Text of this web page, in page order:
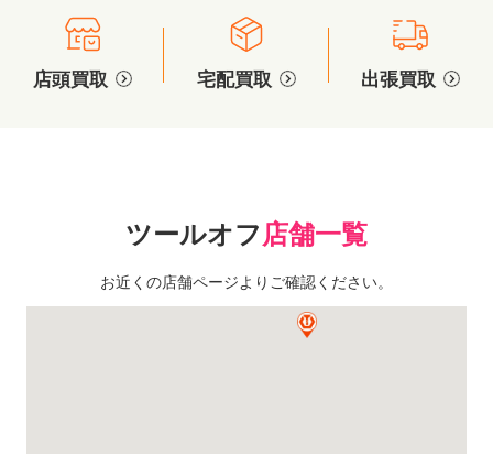
店頭買取 宅配買取 出張買取
ツールオフ 店舗一覧
お近くの店舗ページよりご確認ください。